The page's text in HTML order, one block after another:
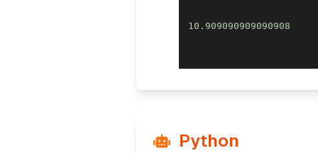
10.909090909090908
Python